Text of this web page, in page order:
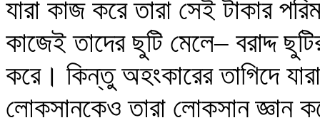
যারা কাজ করে তারা সেই টাকার
কাজেই তাদের ছুটি মেলে– বরাদ্দ
করে। কিন্তু অহংকারের তাগিদে
লোকসানকেও তারা লোকসান জ্ঞান